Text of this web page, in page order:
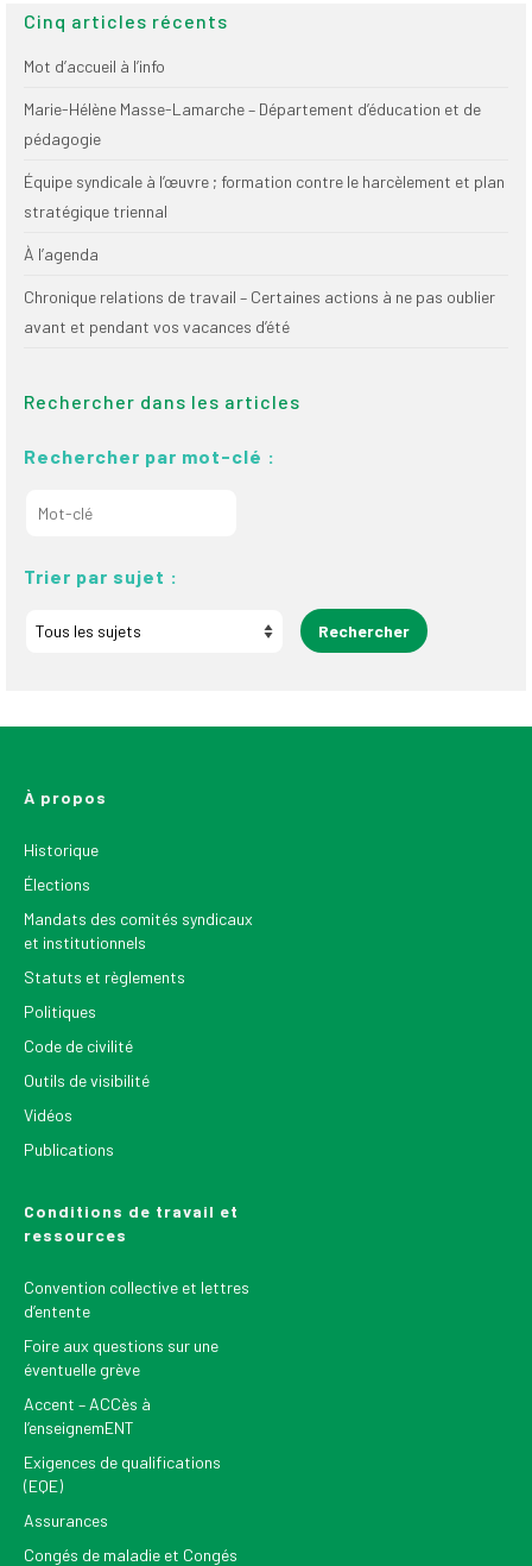
Cinq articles récents
Mot d’accueil à l’info
Marie-Hélène Masse-Lamarche – Département d’éducation et de
pédagogie
Équipe syndicale à l’œuvre ; formation contre le harcèlement et plan
stratégique triennal
À l’agenda
Chronique relations de travail – Certaines actions à ne pas oublier
avant et pendant vos vacances d’été
Rechercher dans les articles
Rechercher par mot-clé :
Trier par sujet :
À propos
Historique
Élections
Mandats des comités syndicaux
et institutionnels
Statuts et règlements
Politiques
Code de civilité
Outils de visibilité
Vidéos
Publications
Conditions de travail et
ressources
Convention collective et lettres
d’entente
Foire aux questions sur une
éventuelle grève
Accent – ACCès à
l’enseignemENT
Exigences de qualifications
(EQE)
Assurances
Congés de maladie et Congés